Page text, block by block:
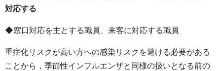
対応する
◆窓口対応を主とする職員、来客に対応する職員
重症化リスクが高い方への感染リスクを避ける必要がある
ことから，季節性インフルエンザと同様の扱いとなる前の